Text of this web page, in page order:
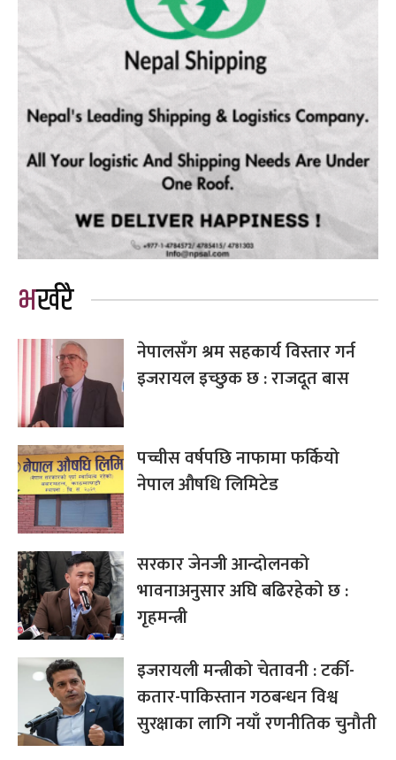
भर्खरै
नेपालसँग श्रम सहकार्य विस्तार गर्न
इजरायल इच्छुक छ : राजदूत बास
पच्चीस वर्षपछि नाफामा फर्कियो
नेपाल औषधि लिमिटेड
सरकार जेनजी आन्दोलनको
भावनाअनुसार अघि बढिरहेको छ :
गृहमन्त्री
इजरायली मन्त्रीको चेतावनी : टर्की-
कतार-पाकिस्तान गठबन्धन विश्व
सुरक्षाका लागि नयाँ रणनीतिक चुनौती